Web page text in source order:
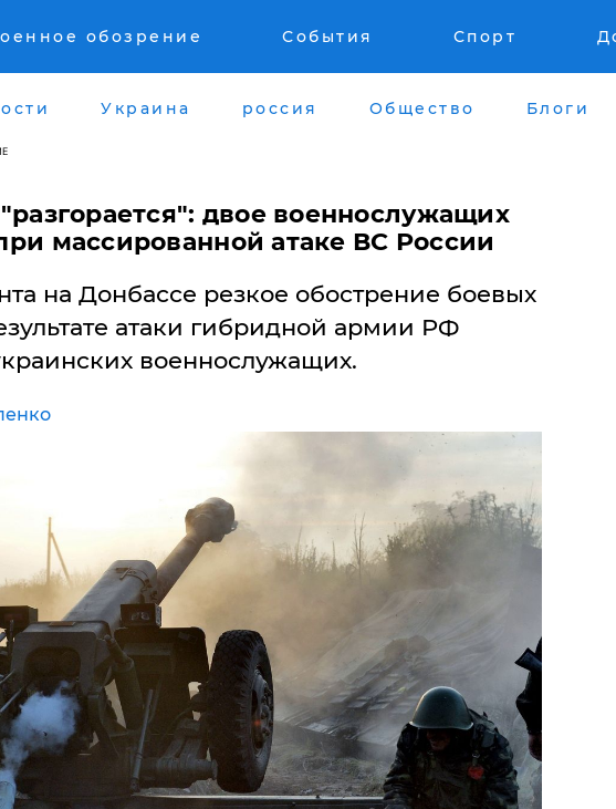
обозрение События Спорт
Украина россия Общество Блоги
двое военнослужащих
массированной атаке ВС России
на Донбассе резкое обострение боевых
атаки гибридной армии РФ
военнослужащих.